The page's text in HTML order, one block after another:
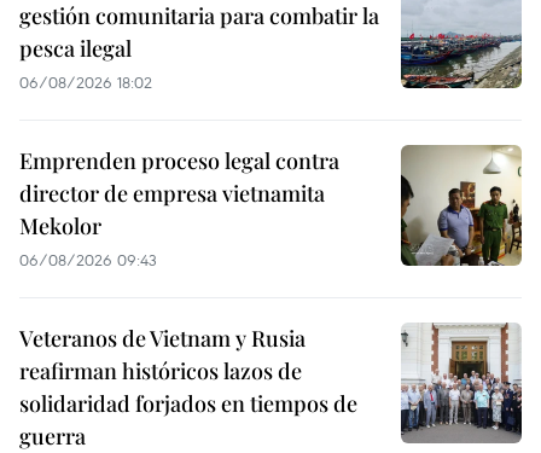
gestión comunitaria para combatir la
pesca ilegal
06/08/2026 18:02
Emprenden proceso legal contra
director de empresa vietnamita
Mekolor
06/08/2026 09:43
Veteranos de Vietnam y Rusia
reafirman históricos lazos de
solidaridad forjados en tiempos de
guerra